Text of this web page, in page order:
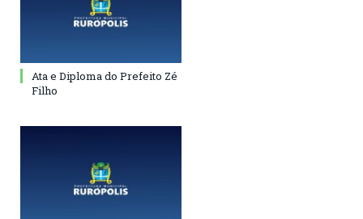
Ata e Diploma do Prefeito Zé
Filho